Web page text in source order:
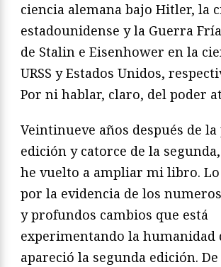
ciencia alemana bajo Hitler, la
estadounidense y la Guerra
de Stalin e Eisenhower en la
URSS y Estados Unidos,
Por ni hablar, claro, del poder
Veintinueve años después de
edición y catorce de la
he vuelto a ampliar mi libro. Lo
por la evidencia de los
y profundos cambios que está
experimentando la humanidad
apareció la segunda edición.